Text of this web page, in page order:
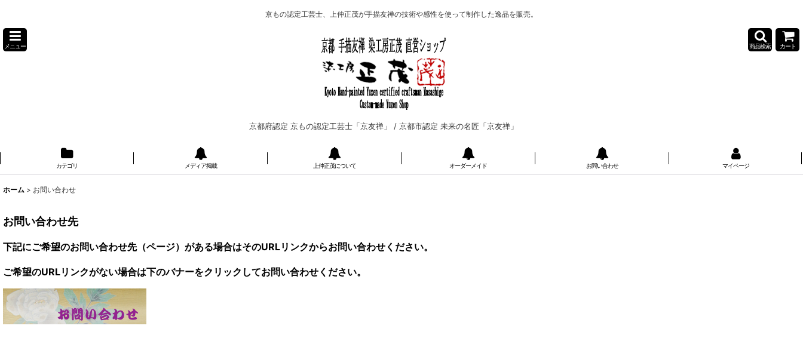
京もの認定工芸士、上仲正茂が手描友禅の技術や感性を使って制作した逸品を販売。
メニュー
京都府認定 京もの認定工芸士「京友禅」 / 京都市認定 未来の名匠「京友禅」
商品検索 カート
カテゴリ メディア掲載 上仲正茂について オーダーメイド お問い合わせ マイページ
ホーム > お問い合わせ
お問い合わせ先
下記にご希望のお問い合わせ先（ページ）がある場合はそのURLリンクからお問い合わせください。
ご希望のURLリンクがない場合は下のバナーをクリックしてお問い合わせください。